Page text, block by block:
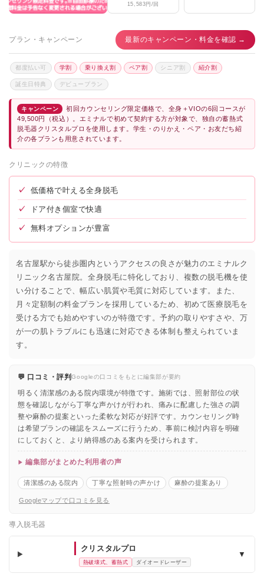
竜美ヶ丘スキンクリニック ★3.1 / 5（45件）
知立南クリニック ★3.7 / 5（46件）
マリアクリニック安城院 ★3.5 / 5（41件）
あおばクリニック
15,583円/回
プラン・キャンペーン 最新のキャンペーン・料金を確認 →
都度払い可 学割 乗り換え割 ペア割 シニア割 紹介割
誕生日特典 デビュープラン
キャンペーン
初回カウンセリング限定価格で、全身＋VIOの6回コースが
49,500円（税込）。エミナルで初めて契約する方が対象で、独自の蓄熱式
脱毛器クリスタルプロを使用します。学生・のりかえ・ペア・お友だち紹
介の各プランも用意されています。
クリニックの特徴
✓ 低価格で叶える全身脱毛
✓ ドア付き個室で快適
✓ 無料オプションが豊富
名古屋駅から徒歩圏内というアクセスの良さが魅力のエミナルク
リニック名古屋院。全身脱毛に特化しており、複数の脱毛機を使
い分けることで、幅広い肌質や毛質に対応しています。また、
月々定額制の料金プランを採用しているため、初めて医療脱毛を
受ける方でも始めやすいのが特徴です。予約の取りやすさや、万
が一の肌トラブルにも迅速に対応できる体制も整えられていま
す。
💬 口コミ・評判Googleの口コミをもとに編集部が要約
明るく清潔感のある院内環境が特徴です。施術では、照射部位の状
態を確認しながら丁寧な声かけが行われ、痛みに配慮した強さの調
整や麻酔の提案といった柔軟な対応が好評です。カウンセリング時
は希望プランの確認をスムーズに行うため、事前に検討内容を明確
にしておくと、より納得感のある案内を受けられます。
編集部がまとめた利用者の声
清潔感のある院内 丁寧な照射時の声かけ 麻酔の提案あり
Googleマップで口コミを見る
導入脱毛器
クリスタルプロ
熱破壊式、蓄熱式 ダイオードレーザー
▼